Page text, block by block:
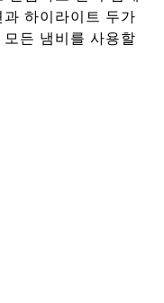
하이라이트 두가
든 냄비를 사용할